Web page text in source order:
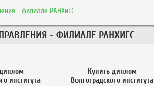
- филиале РАНХиГС
- ФИЛИАЛЕ РАНХИГС
института
Купить диплом
Волгоградского института